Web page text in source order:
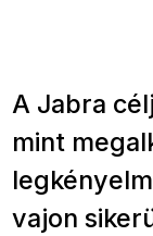
A Jabra
mint
vajon